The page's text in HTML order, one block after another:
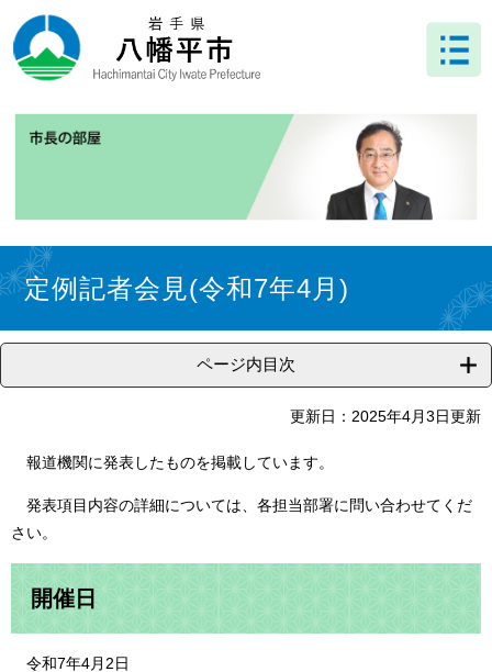
ー
ジ
ニ
ュ
文 定例記者会見(令和7年4月)
ページ内目次
更新日：2025年4月3日更新
報道機関に発表したものを掲載しています。
発表項目内容の詳細については、各担当部署に問い合わせてくだ
さい。
開催日
令和7年4月2日